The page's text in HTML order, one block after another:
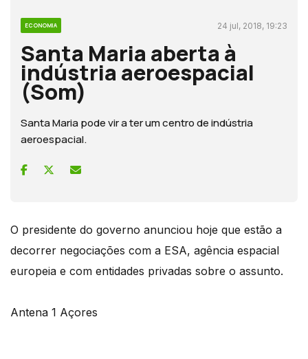
ECONOMIA 24 jul, 2018, 19:23
Santa Maria aberta à
indústria aeroespacial
(Som)
Santa Maria pode vir a ter um centro de indústria
aeroespacial.
O presidente do governo anunciou hoje que estão a
decorrer negociações com a ESA, agência espacial
europeia e com entidades privadas sobre o assunto.
Antena 1 Açores